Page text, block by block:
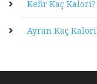
Kefir Kaç
Ayran Kaç